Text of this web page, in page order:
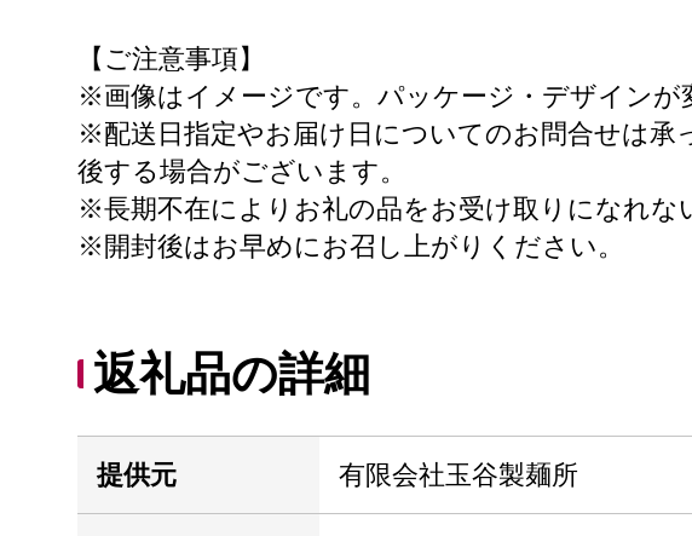
【ご注意事項】
※画像はイメージです。パッケージ・デザインが
※配送日指定やお届け日についてのお問合せは
後する場合がございます。
※長期不在によりお礼の品をお受け取りになれな
※開封後はお早めにお召し上がりください。
返礼品の詳細
提供元 有限会社玉谷製麺所